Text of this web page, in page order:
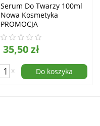
Serum Do Twarzy 100ml
Nowa Kosmetyka
PROMOCJA
35,50 zł
x Do koszyka